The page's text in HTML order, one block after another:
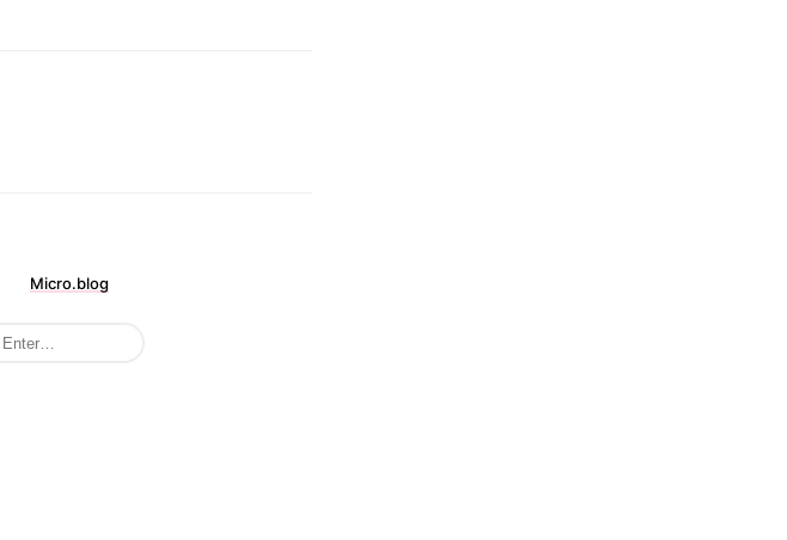
Micro.blog